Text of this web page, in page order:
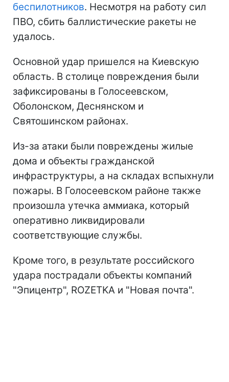
беспилотников. Несмотря на работу сил
ПВО, сбить баллистические ракеты не
удалось.
Основной удар пришелся на Киевскую
область. В столице повреждения были
зафиксированы в Голосеевском,
Оболонском, Деснянском и
Святошинском районах.
Из-за атаки были повреждены жилые
дома и объекты гражданской
инфраструктуры, а на складах вспыхнули
пожары. В Голосеевском районе также
произошла утечка аммиака, который
оперативно ликвидировали
соответствующие службы.
Кроме того, в результате российского
удара пострадали объекты компаний
"Эпицентр", ROZETKA и "Новая почта".